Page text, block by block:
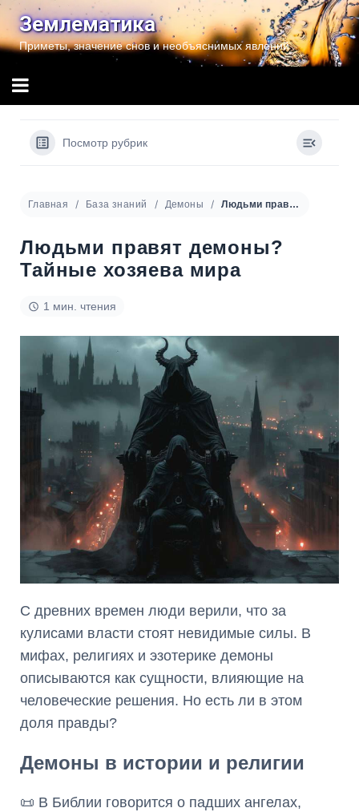
Перейти
содержимому
Землематика
Приметы, значение снов и необъяснимых явлений
Посмотр рубрик
Главная База знаний Демоны Людьми правят демоны? Тайные хозяева мира
Людьми правят демоны?
Тайные хозяева мира
1 мин. чтения
С древних времен люди верили, что за
кулисами власти стоят невидимые силы. В
мифах, религиях и эзотерике демоны
описываются как сущности, влияющие на
человеческие решения. Но есть ли в этом
доля правды?
Демоны в истории и религии
📜 В Библии говорится о падших ангелах,